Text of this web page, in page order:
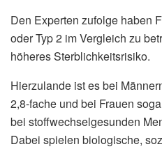
Den Experten zufolge haben
oder Typ 2 im Vergleich zu
höheres Sterblichkeitsrisiko.
Hierzulande ist es bei
2,8-fache und bei Frauen
bei stoffwechselgesunden
Dabei spielen biologische,